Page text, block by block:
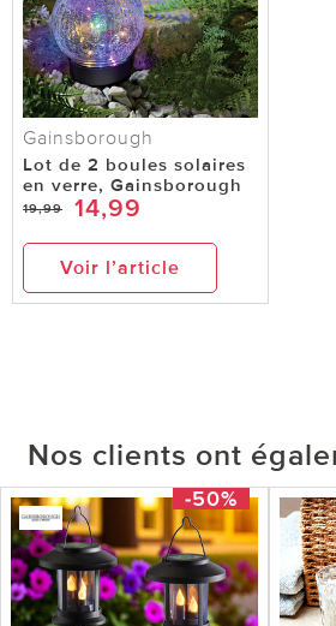
Gainsborough
Lot de 2 boules solaires
en verre, Gainsborough
19,99 14,99
Voir l’article
Nos clients ont
-50%